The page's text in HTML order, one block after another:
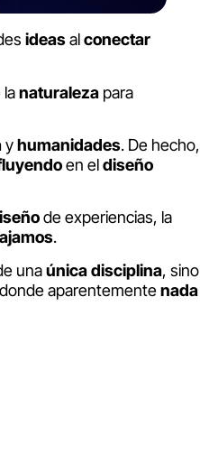
ideasalconectar
lanaturaleza para
yhumanidades. De hecho,
en eldiseño
de experiencias, la
.
unaúnicadisciplina, sino
donde aparentementenada